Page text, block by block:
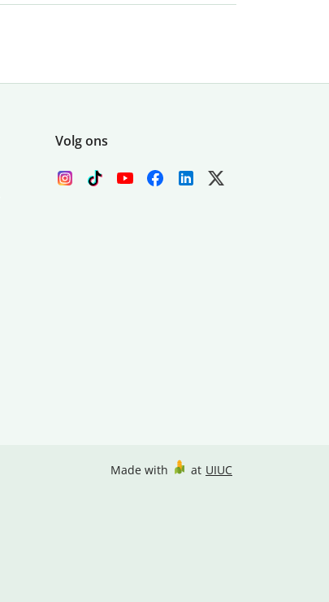
Volg ons
Made with at UIUC